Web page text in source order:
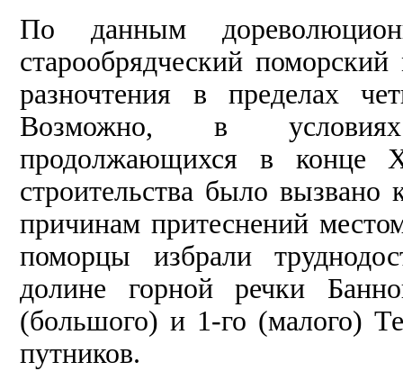
По данным
старообрядческий
разночтения в пределах
Возможно, в условиях
продолжающихся в конце
строительства было
причинам притеснений
поморцы избрали
долине горной речки
(большого) и 1-го (малого)
путников.